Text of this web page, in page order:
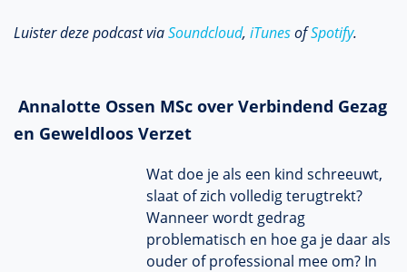
Luister deze podcast viaSoundcloud, iTunesofSpotify.
Annalotte Ossen MSc over Verbindend Gezag
en Geweldloos Verzet
Wat doe je als een kind schreeuwt,
slaat of zich volledig terugtrekt?
Wanneer wordt gedrag
problematisch en hoe ga je daar als
ouder of professional mee om? In